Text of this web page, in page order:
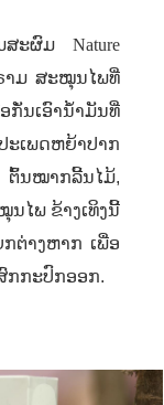
ສະຜົມ Nature
າມ ສະໝຸນໄພທີ່
ກັ່ນເອົານ້ໍາມັນທີ່
ະເພດຫຍ້າປາກ
ນໝາກລີ້ນໄມ້,
ນໄພ ຂ້າງເທິງນີ້
ຕ່າງຫາກ ເພື່ອ
ກກະປົກອອກ.